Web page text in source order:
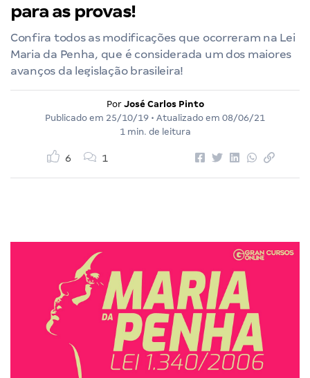
para as provas!
Confira todos as modificações que ocorreram na Lei
Maria da Penha, que é considerada um dos maiores
avanços da legislação brasileira!
Por José Carlos Pinto
Publicado em 25/10/19 • Atualizado em 08/06/21
1 min. de leitura
6 1